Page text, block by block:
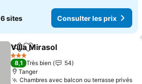
6 sites Consulter les prix
PartagerAjouter à mes favoris
Villa Mirasol
3 Étoiles
8,1 Très bien
54
Tanger
Chambres avec balcon ou terrasse privés